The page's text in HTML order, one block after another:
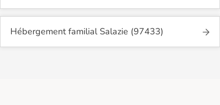
Hébergement familial Salazie (97433)